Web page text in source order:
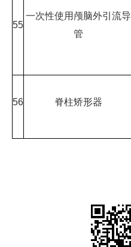
55
一次性使用颅脑外引流导
管
56 脊柱矫形器